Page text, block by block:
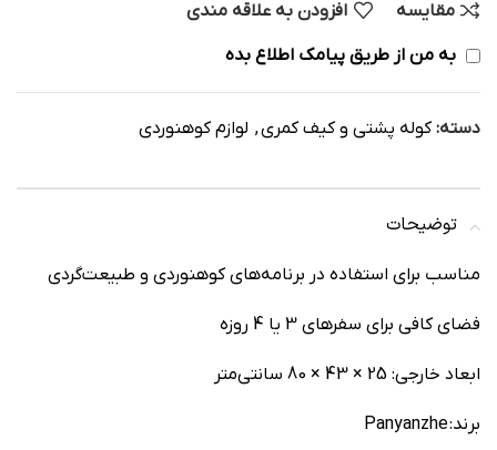
مقایسه افزودن به علاقه مندی
به من از طریق پیامک اطلاع بده
دسته: کوله پشتی و کیف کمری, لوازم کوهنوردی
توضیحات
مناسب برای استفاده در برنامه‌های کوهنوردی و طبیعت‌گردی
فضای کافی برای سفرهای 3 یا 4 روزه
ابعاد خارجی: 25 × 43 × 80 سانتی‌متر
برند: Panyanzhe